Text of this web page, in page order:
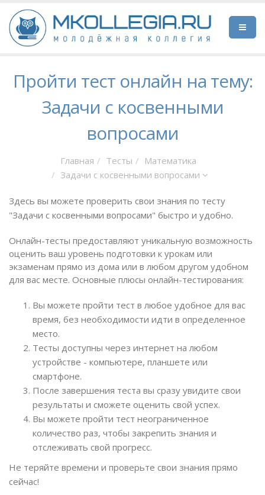
Пройти тест онлайн на тему:
Задачи с косвенными
вопросами
Главная Тесты
Математика
Задачи с косвенными вопросами
Здесь вы можете проверить свои знания по тесту
"Задачи с косвенными вопросами" быстро и удобно.
Онлайн-тесты предоставляют уникальную возможность
оценить ваш уровень подготовки к урокам или
экзаменам прямо из дома или в любом другом удобном
для вас месте. Основные плюсы онлайн-тестирования:
Вы можете пройти тест в любое удобное для вас
время, без необходимости идти в определенное
место.
Тесты доступны через интернет на любом
устройстве - компьютере, планшете или
смартфоне.
После завершения теста вы сразу увидите свои
результаты и сможете оценить свой успех.
Вы можете пройти тест неограниченное
количество раз, чтобы закрепить знания и
отслеживать свой прогресс.
Не теряйте времени и проверьте свои знания прямо
сейчас!